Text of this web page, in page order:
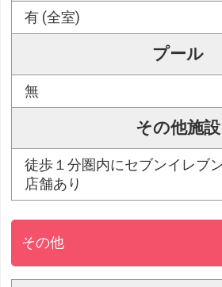
有 (全室)
プール
無
その他施設
徒歩１分圏内にセブンイレブ
店舗あり
その他